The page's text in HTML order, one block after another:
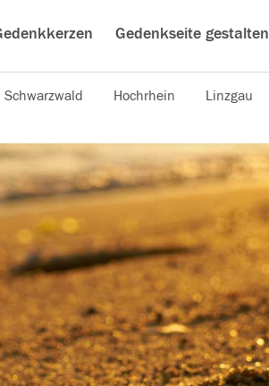
Gedenkseite gestalten
Schwarzwald Hochrhein Linzgau